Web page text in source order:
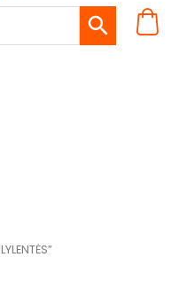
k a
m